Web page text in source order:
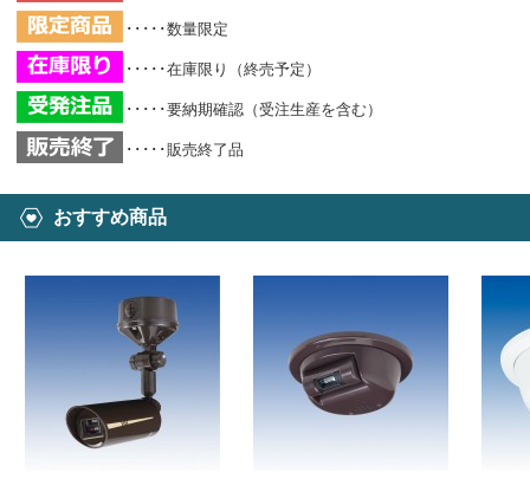
･････数量限定
･････在庫限り（終売予定）
･････要納期確認（受注生産を含む）
･････販売終了品
おすすめ商品